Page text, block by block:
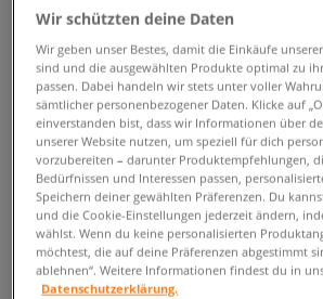
Ändere den Suchbegriff. Versuche,
verwenden.
ZURÜCK ZUM SHOP
Aktuell schaust du:Reebok ShaqnosisSneaker
Verfügbare Anzahl:0
Wir schützten deine Daten
Wir geben unser Bestes, damit die Einkäufe
sind und die ausgewählten Produkte optimal zu
passen. Dabei handeln wir stets unter voller
sämtlicher personenbezogener Daten. Klicke auf
einverstanden bist, dass wir Informationen über
unserer Website nutzen, um speziell für dich
vorzubereiten – darunter Produktempfehlungen,
Bedürfnissen und Interessen passen,
Speichern deiner gewählten Präferenzen. Du
und die Cookie-Einstellungen jederzeit ändern,
wählst. Wenn du keine personalisierten
möchtest, die auf deine Präferenzen abgestimmt
ablehnen“. Weitere Informationen findest du in
Datenschutzerklärung.